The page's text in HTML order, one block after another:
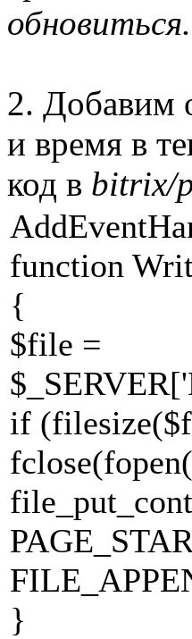
обновиться.
2. Добавим
и время в
код в bitrix/
function
{
$file =
if
}